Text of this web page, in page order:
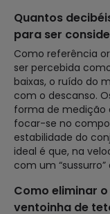
Quantos
para ser
Como referência
ser percebida
baixas, o ruído do
com o descanso.
forma de medição
focar-se no
estabilidade do
ideal é que, na
com um
Como eliminar
ventoinha de